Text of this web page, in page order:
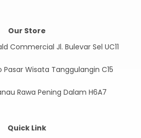
Our Store
Commercial Jl. Bulevar Sel UC11
Pasar Wisata Tanggulangin C15
Rawa Pening Dalam H6A7
Quick Link